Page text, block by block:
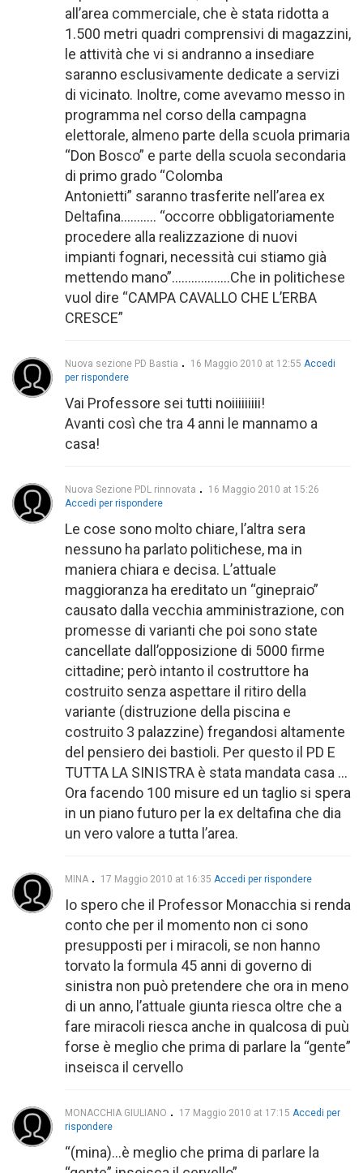
all’area commerciale, che è stata ridotta a
1.500 metri quadri comprensivi di magazzini,
le attività che vi si andranno a insediare
saranno esclusivamente dedicate a servizi
di vicinato. Inoltre, come avevamo messo in
programma nel corso della campagna
elettorale, almeno parte della scuola primaria
“Don Bosco” e parte della scuola secondaria
di primo grado “Colomba
Antonietti” saranno trasferite nell’area ex
Deltafina……….. “occorre obbligatoriamente
procedere alla realizzazione di nuovi
impianti fognari, necessità cui stiamo già
mettendo mano”………………Che in politichese
vuol dire “CAMPA CAVALLO CHE L’ERBA
CRESCE”
Nuova sezione PD Bastia 16 Maggio 2010 at 12:55 Accedi
per rispondere
Vai Professore sei tutti noiiiiiiiii!
Avanti così che tra 4 anni le mannamo a
casa!
Nuova Sezione PDL rinnovata
16 Maggio 2010 at 15:26
Accedi per rispondere
Le cose sono molto chiare, l’altra sera
nessuno ha parlato politichese, ma in
maniera chiara e decisa. L’attuale
maggioranza ha ereditato un “ginepraio”
causato dalla vecchia amministrazione, con
promesse di varianti che poi sono state
cancellate dall’opposizione di 5000 firme
cittadine; però intanto il costruttore ha
costruito senza aspettare il ritiro della
variante (distruzione della piscina e
costruito 3 palazzine) fregandosi altamente
del pensiero dei bastioli. Per questo il PD E
TUTTA LA SINISTRA è stata mandata casa …
Ora facendo 100 misure ed un taglio si spera
in un piano futuro per la ex deltafina che dia
un vero valore a tutta l’area.
MINA 17 Maggio 2010 at 16:35 Accedi per rispondere
Io spero che il Professor Monacchia si renda
conto che per il momento non ci sono
presupposti per i miracoli, se non hanno
torvato la formula 45 anni di governo di
sinistra non può pretendere che ora in meno
di un anno, l’attuale giunta riesca oltre che a
fare miracoli riesca anche in qualcosa di puù
forse è meglio che prima di parlare la “gente”
inseisca il cervello
MONACCHIA GIULIANO 17 Maggio 2010 at 17:15 Accedi per
rispondere
“(mina)…è meglio che prima di parlare la